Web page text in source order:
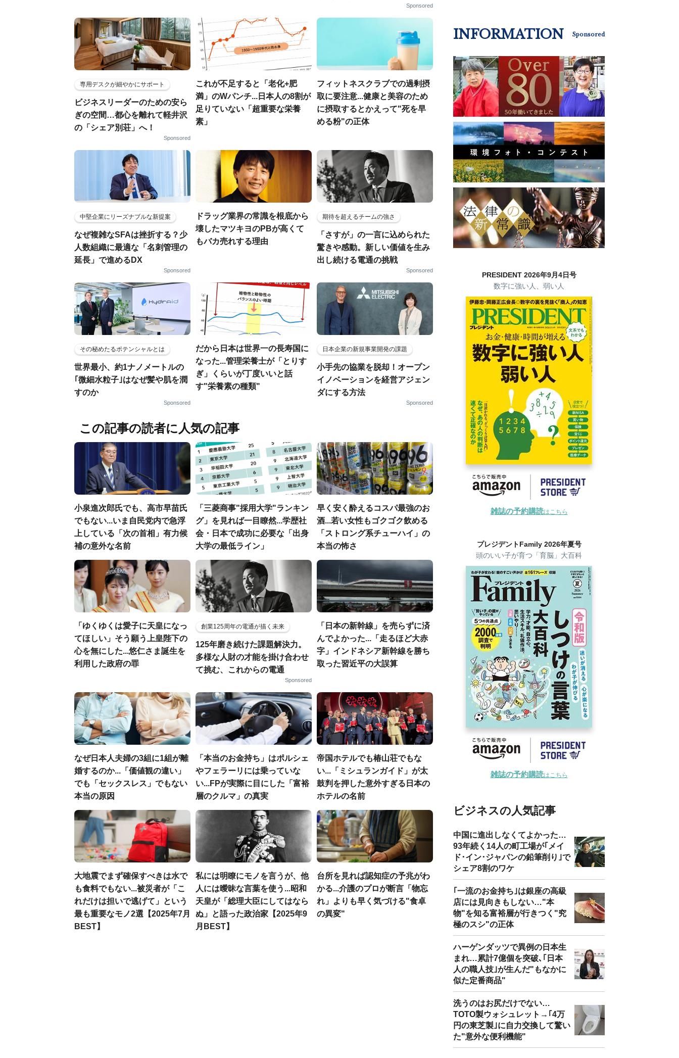
Sponsored
専用デスクが細やかにサポート
ビジネスリーダーのための安ら
ぎの空間…都心を離れて軽井沢
の「シェア別荘」へ！
Sponsored
これが不足すると「老化+肥
満」のWパンチ...日本人の8割が
足りていない「超重要な栄養
素」
フィットネスクラブでの過剰摂
取に要注意...健康と美容のため
に摂取するとかえって"死を早
める粉"の正体
中堅企業にリーズナブルな新提案
なぜ複雑なSFAは挫折する？少
人数組織に最適な「名刺管理の
延長」で進めるDX
Sponsored
ドラッグ業界の常識を根底から
壊したマツキヨのPBが高くて
もバカ売れする理由
期待を超えるチームの強さ
「さすが」の一言に込められた
驚きや感動。新しい価値を生み
出し続ける電通の挑戦
Sponsored
その秘めたるポテンシャルとは
世界最小、約1ナノメートルの
｢微細水粒子｣はなぜ髪や肌を潤
すのか
Sponsored
だから日本は世界一の長寿国に
なった...管理栄養士が「とりす
ぎ」くらいが丁度いいと話
す"栄養素の種類"
日本企業の新規事業開発の課題
小手先の協業を脱却！オープン
イノベーションを経営アジェン
ダにする方法
Sponsored
この記事の読者に人気の記事
小泉進次郎氏でも、高市早苗氏
でもない...いま自民党内で急浮
上している「次の首相」有力候
補の意外な名前
「三菱商事"採用大学"ランキン
グ」を見れば一目瞭然...学歴社
会・日本で成功に必要な「出身
大学の最低ライン」
早く安く酔えるコスパ最強のお
酒...若い女性もゴクゴク飲める
「ストロング系チューハイ」の
本当の怖さ
「ゆくゆくは愛子に天皇になっ
てほしい」そう願う上皇陛下の
心を無にした...悠仁さま誕生を
利用した政府の罪
創業125周年の電通が描く未来
125年磨き続けた課題解決力。
多様な人財の才能を掛け合わせ
て挑む、これからの電通
Sponsored
「日本の新幹線」を売らずに済
んでよかった...「走るほど大赤
字」インドネシア新幹線を勝ち
取った習近平の大誤算
なぜ日本人夫婦の3組に1組が離
婚するのか...「価値観の違い」
でも「セックスレス」でもない
本当の原因
「本当のお金持ち」はポルシェ
やフェラーリには乗っていな
い...FPが実際に目にした「富裕
層のクルマ」の真実
帝国ホテルでも椿山荘でもな
い...「ミシュランガイド」が太
鼓判を押した意外すぎる日本の
ホテルの名前
大地震でまず確保すべきは水で
も食料でもない...被災者が「こ
れだけは担いで逃げて」という
最も重要なモノ2選【2025年7月
BEST】
私には明瞭にモノを言うが、他
人には曖昧な言葉を使う...昭和
天皇が「総理大臣にしてはなら
ぬ」と語った政治家【2025年9
月BEST】
台所を見れば認知症の予兆がわ
かる...介護のプロが断言「物忘
れ」よりも早く気づける"食卓
の異変"
INFORMATION Sponsored
PRESIDENT 2026年9月4日号
数字に強い人、弱い人
雑誌の予約購読はこちら
プレジデントFamily 2026年夏号
頭のいい子が育つ「育脳」大百科
雑誌の予約購読はこちら
ビジネスの人気記事
中国に進出しなくてよかった…
93年続く14人の町工場が｢メイ
ド･イン･ジャパンの鉛筆削り｣で
シェア8割のワケ
｢一流のお金持ち｣は銀座の高級
店には見向きもしない…"本
物"を知る富裕層が行きつく"究
極のスシ"の正体
ハーゲンダッツで異例の日本生
まれ…累計7億個を突破､｢日本
人の職人技｣が生んだ"もなかに
似た定番商品"
洗うのはお尻だけでない…
TOTO製ウォシュレット→｢4万
円の東芝製｣に自力交換して驚い
た"意外な便利機能"